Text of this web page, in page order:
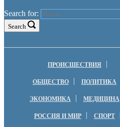
Search for:
Search
ПРОИСШЕСТВИЯ
ОБЩЕСТВО ПОЛИТИКА
ЭКОНОМИКА МЕДИЦИНА
РОССИЯ И МИР СПОРТ